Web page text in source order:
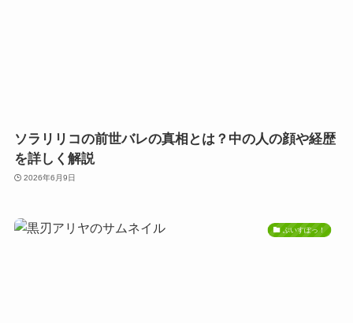
ソラリリコの前世バレの真相とは？中の人の顔や経歴
を詳しく解説
2026年6月9日
ぶいすぽっ！